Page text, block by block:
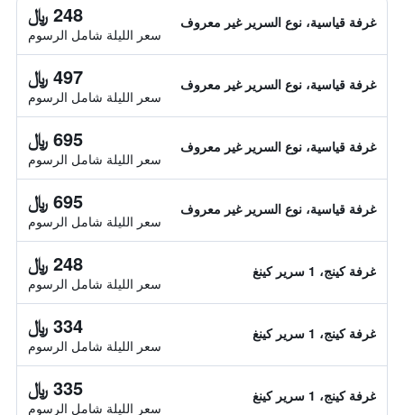
غرفة قياسية، نوع السرير غير معروف 248 ﷼
سعر الليلة شامل الرسوم
غرفة قياسية، نوع السرير غير معروف 497 ﷼
سعر الليلة شامل الرسوم
غرفة قياسية، نوع السرير غير معروف 695 ﷼
سعر الليلة شامل الرسوم
غرفة قياسية، نوع السرير غير معروف 695 ﷼
سعر الليلة شامل الرسوم
غرفة كينج، 1 سرير كينغ 248 ﷼
سعر الليلة شامل الرسوم
غرفة كينج، 1 سرير كينغ 334 ﷼
سعر الليلة شامل الرسوم
غرفة كينج، 1 سرير كينغ 335 ﷼
سعر الليلة شامل الرسوم